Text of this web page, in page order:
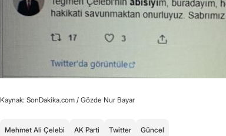
Kaynak: SonDakika.com / Gözde Nur Bayar
Mehmet Ali Çelebi AK Parti Twitter Güncel